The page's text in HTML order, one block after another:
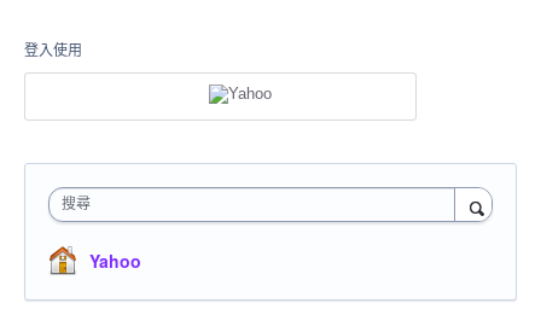
登入使用
搜尋
Yahoo